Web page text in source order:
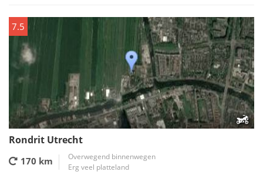
7.5
Rondrit Utrecht
170 km
Overwegend binnenwegen
Erg veel platteland